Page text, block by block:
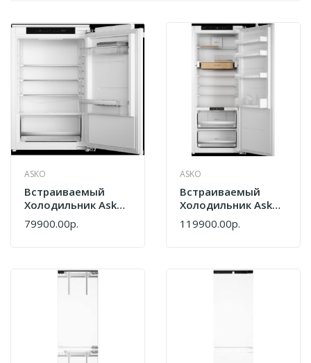
ASKO
Встраиваемый
Холодильник Asko
R30931EI
79900.00р.
ASKO
Встраиваемый
Холодильник Asko
R31442I
119900.00р.